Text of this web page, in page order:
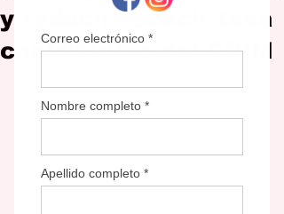
y reducir reducir tasa
contributiva del CRIM